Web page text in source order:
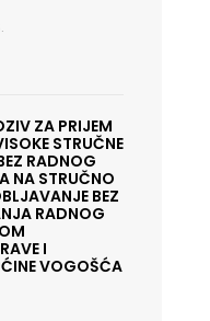
ZA PRIJEM
STRUČNE
RADNOG
NA STRUČNO
BEZ
RADNOG
I
VOGOŠĆA